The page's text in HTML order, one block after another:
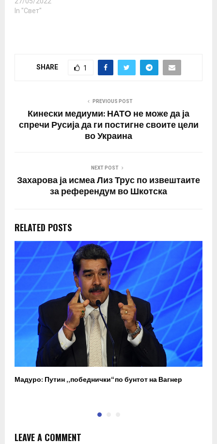
протерани од земјата,
протерала 18 руски
амбасадата во
Загреб. Еден ден…
In "Свет"
SHARE 1
PREVIOUS POST
Кинески медиуми: НАТО не може да ја
спречи Русија да ги постигне своите цели
во Украина
NEXT POST
Захарова ја исмеа Лиз Трус по извештаите
за референдум во Шкотска
RELATED POSTS
Мадуро: Путин „победнички“ по бунтот на Вагнер
LEAVE A COMMENT